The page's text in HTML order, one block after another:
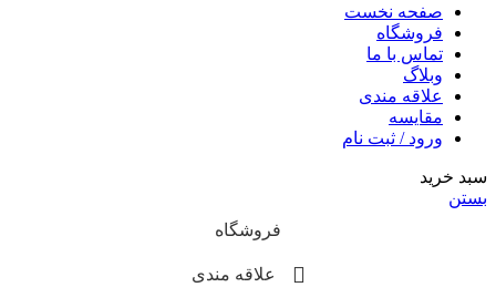
صفحه نخست
فروشگاه
تماس با ما
وبلاگ
علاقه مندی
مقایسه
ورود / ثبت نام
سبد خرید
بستن
فروشگاه
علاقه مندی